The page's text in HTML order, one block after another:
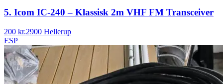
5. Icom IC-240 – Klassisk 2m VHF FM Transceiver
200 kr.2900 Hellerup
ESP